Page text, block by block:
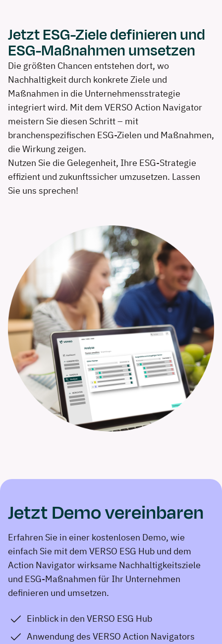
Jetzt ESG-Ziele definieren und
ESG-Maßnahmen umsetzen
Die größten Chancen entstehen dort, wo
Nachhaltigkeit durch konkrete Ziele und
Maßnahmen in die Unternehmensstrategie
integriert wird. Mit dem VERSO Action Navigator
meistern Sie diesen Schritt – mit
branchenspezifischen ESG-Zielen und Maßnahmen,
die Wirkung zeigen.
Nutzen Sie die Gelegenheit, Ihre ESG-Strategie
effizient und zukunftssicher umzusetzen. Lassen
Sie uns sprechen!
Jetzt Demo vereinbaren
Erfahren Sie in einer kostenlosen Demo, wie
einfach Sie mit dem VERSO ESG Hub und dem
Action Navigator wirksame Nachhaltigkeitsziele
und ESG-Maßnahmen für Ihr Unternehmen
definieren und umsetzen.
Einblick in den VERSO ESG Hub
Anwendung des VERSO Action Navigators